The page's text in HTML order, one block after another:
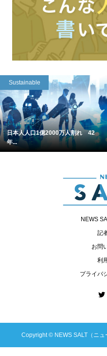
Sustainable
日本人人口1億2000万人割れ 42
年...
NEWS
記
お問
利
プライバ
Copyright © NEWS SALT（ニ